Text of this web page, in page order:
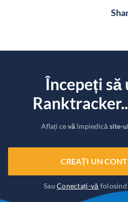
Începeți
Aflați cevăîmpiedică site-
CREAȚI UN
SauConectați-vă